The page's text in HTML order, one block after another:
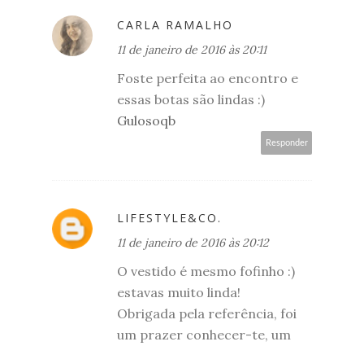
CARLA RAMALHO
11 de janeiro de 2016 às 20:11
Foste perfeita ao encontro e
essas botas são lindas :)
Gulosoqb
Responder
LIFESTYLE&CO.
11 de janeiro de 2016 às 20:12
O vestido é mesmo fofinho :)
estavas muito linda!
Obrigada pela referência, foi
um prazer conhecer-te, um